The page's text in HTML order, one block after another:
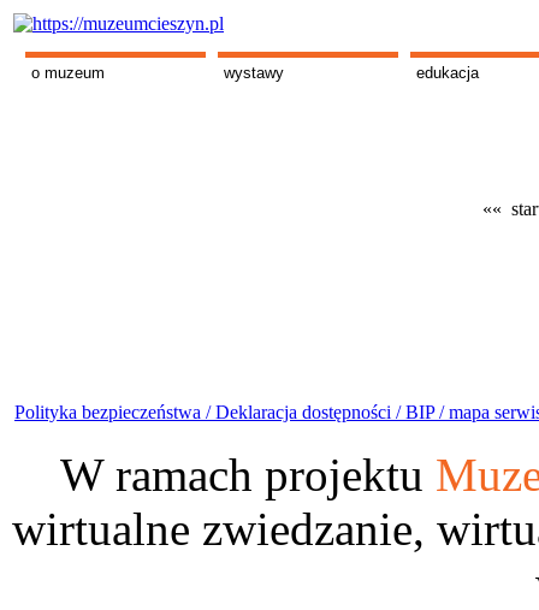
o muzeum wystawy edukacja
««
Polityka bezpieczeństwa /Deklaracja dostępności /BIP /mapa
W ramach projektu
wirtualne zwiedzanie,